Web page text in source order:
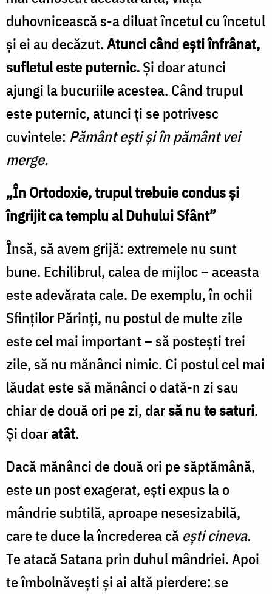
duhovnicească s-a diluat încetul cu încetul
și ei au decăzut.Atunci când ești înfrânat,
sufletul este puternic.Și doar atunci
ajungi la bucuriile acestea. Când trupul
este puternic, atunci ți se potrivesc
cuvintele: Pământ ești și în pământ vei
merge.
„În Ortodoxie, trupul trebuie condus și
îngrijit ca templu al Duhului Sfânt”
Însă, să avem grijă: extremele nu sunt
bune. Echilibrul, calea de mijloc – aceasta
este adevărata cale. De exemplu, în ochii
Sfinților Părinți, nu postul de multe zile
este cel mai important – să postești trei
zile, să nu mănânci nimic. Ci postul cel mai
lăudat este să mănânci o dată-n zi sau
chiar de două ori pe zi, darsă nu te saturi.
Și doaratât.
Dacă mănânci de două ori pe săptămână,
este un post exagerat, ești expus la o
mândrie subtilă, aproape nesesizabilă,
care te duce la încrederea că ești cineva.
Te atacă Satana prin duhul mândriei. Apoi
te îmbolnăvești și ai altă pierdere: se